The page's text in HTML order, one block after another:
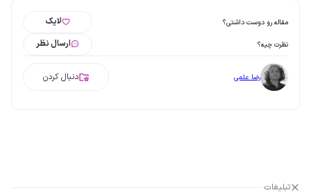
مقاله رو دوست داشتی؟ لایک
نظرت چیه؟ ارسال نظر
رضا علمی دنبال کردن
تبلیغات